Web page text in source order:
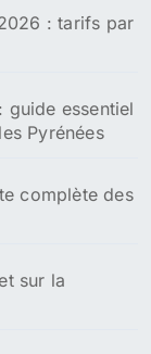
: tarifs par
guide essentiel
Pyrénées
complète des
sur la